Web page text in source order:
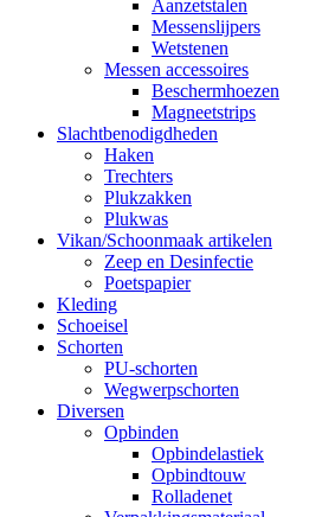
Aanzetstalen
Messenslijpers
Wetstenen
Messen accessoires
Beschermhoezen
Magneetstrips
Slachtbenodigdheden
Haken
Trechters
Plukzakken
Plukwas
Vikan/Schoonmaak artikelen
Zeep en Desinfectie
Poetspapier
Kleding
Schoeisel
Schorten
PU-schorten
Wegwerpschorten
Diversen
Opbinden
Opbindelastiek
Opbindtouw
Rolladenet